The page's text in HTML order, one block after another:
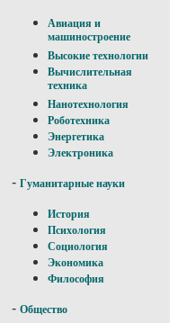
Авиация и
машиностроение
Высокие технологии
Вычислительная
техника
Нанотехнология
Роботехника
Энергетика
Электроника
- Гуманитарные науки
История
Психология
Социология
Экономика
Философия
- Общество